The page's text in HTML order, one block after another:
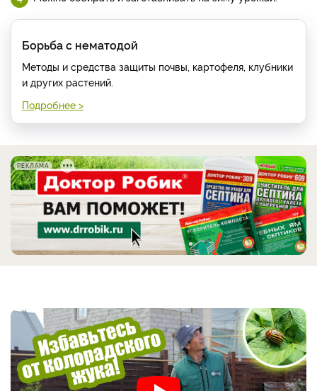
Борьба с нематодой
Методы и средства защиты почвы, картофеля, клубники
и других растений.
Подробнее >
РЕКЛАМА